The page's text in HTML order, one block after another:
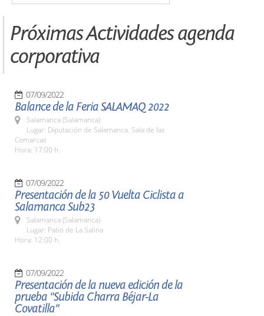
Próximas Actividades agenda
corporativa
07/09/2022
Balance de la Feria SALAMAQ 2022
Salamanca (Salamanca)
Lugar: Diputación de Salamanca. Sala de las
Comarcas
Hora: 17:00 h.
07/09/2022
Presentación de la 50 Vuelta Ciclista a
Salamanca Sub23
Salamanca (Salamanca)
Lugar: Patio de La Salina
Hora: 12:00 h.
07/09/2022
Presentación de la nueva edición de la
prueba "Subida Charra Béjar-La
Covatilla"